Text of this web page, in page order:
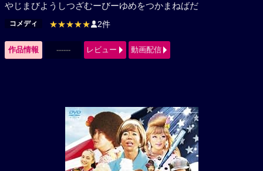
やじまびようしつざむーびーゆめをつかまねばだ
コメディ ★★★★★ 2件
作品情報 ------ レビュー 動画配信